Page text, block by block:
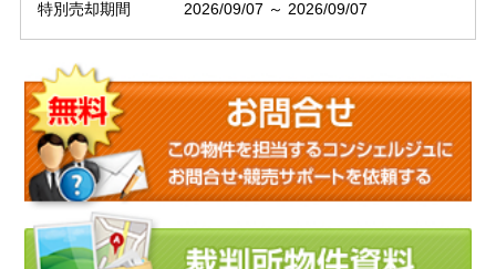
特別売却期間 2026/09/07 ～ 2026/09/07